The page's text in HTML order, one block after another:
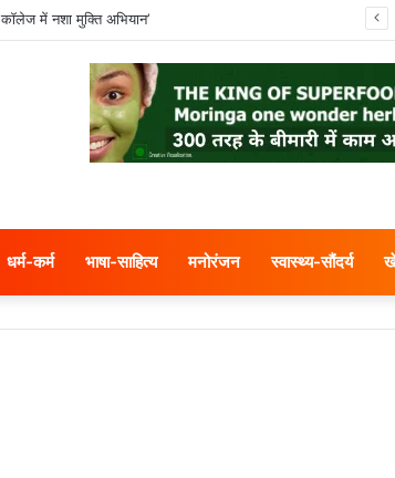
में नशा मुक्ति अभियान’
धर्म-कर्म भाषा-साहित्य मनोरंजन स्वास्थ्य-सौंदर्य